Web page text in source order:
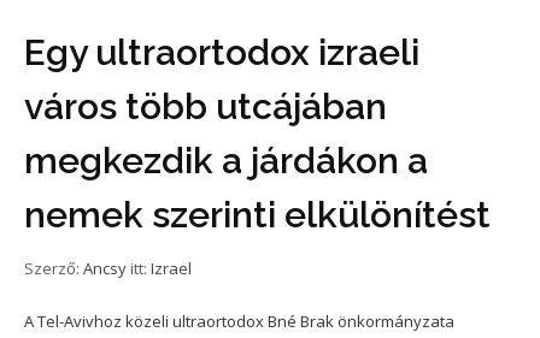
Egy ultraortodox izraeli
város több utcájában
megkezdik a járdákon a
nemek szerinti elkülönítést
Szerző: Ancsy itt: Izrael
A Tel-Avivhoz közeli ultraortodox Bné Brak önkormányzata